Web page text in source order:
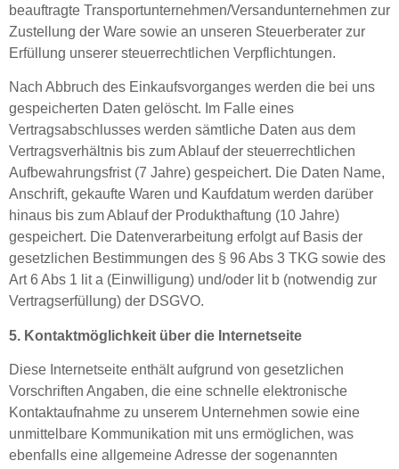
beauftragte Transportunternehmen/Versandunternehmen zur
Zustellung der Ware sowie an unseren Steuerberater zur
Erfüllung unserer steuerrechtlichen Verpflichtungen.
Nach Abbruch des Einkaufsvorganges werden die bei uns
gespeicherten Daten gelöscht. Im Falle eines
Vertragsabschlusses werden sämtliche Daten aus dem
Vertragsverhältnis bis zum Ablauf der steuerrechtlichen
Aufbewahrungsfrist (7 Jahre) gespeichert. Die Daten Name,
Anschrift, gekaufte Waren und Kaufdatum werden darüber
hinaus bis zum Ablauf der Produkthaftung (10 Jahre)
gespeichert. Die Datenverarbeitung erfolgt auf Basis der
gesetzlichen Bestimmungen des § 96 Abs 3 TKG sowie des
Art 6 Abs 1 lit a (Einwilligung) und/oder lit b (notwendig zur
Vertragserfüllung) der DSGVO.
5. Kontaktmöglichkeit über die Internetseite
Diese Internetseite enthält aufgrund von gesetzlichen
Vorschriften Angaben, die eine schnelle elektronische
Kontaktaufnahme zu unserem Unternehmen sowie eine
unmittelbare Kommunikation mit uns ermöglichen, was
ebenfalls eine allgemeine Adresse der sogenannten